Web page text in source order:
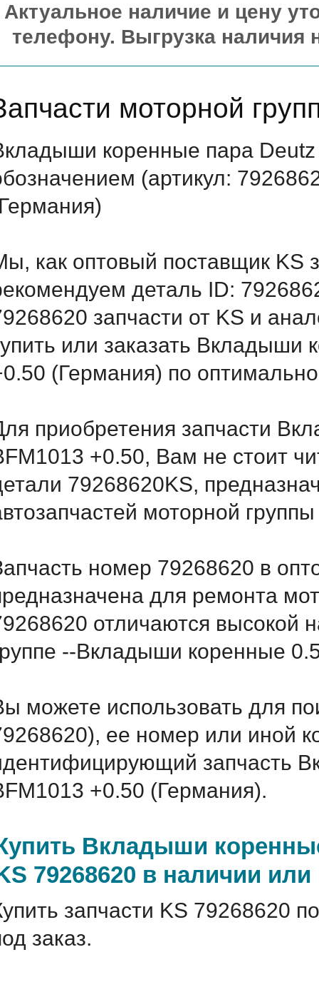
Актуальное наличие и цену
телефону. Выгрузка наличия
моторной
коренные пара
(артикул:
как оптовый поставщик KS
деталь ID:
запчасти от KS и
или заказать Вкладыши
(Германия) по
приобретения запчасти
+0.50, Вам не стоит
79268620KS,
моторной
номер 79268620 в
для ремонта
отличаются высокой
--Вкладыши коренные
можете использовать для
ее номер или иной
запчасть
+0.50 (Германия).
Вкладыши
79268620 в наличии
запчасти KS 79268620
заказ.